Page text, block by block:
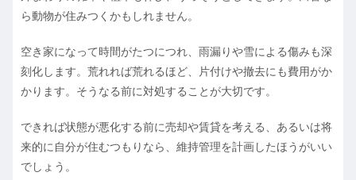
ら動物が住みつくかもしれません。
空き家になって時間がたつにつれ、雨漏りや雪による傷みも深
刻化します。荒れれば荒れるほど、片付けや撤去にも費用がか
かります。そうなる前に対処することが大切です。
できれば状態が悪化する前に売却や賃貸を考える、あるいは将
来的に自分が住むつもりなら、維持管理を計画したほうがいい
でしょう。